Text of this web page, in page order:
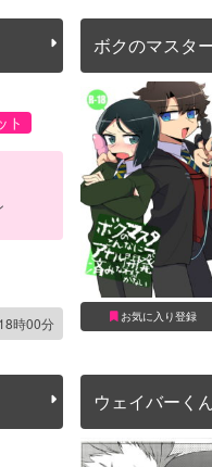
ト
時00分
ボクのマスタ
お気に入り登録
ウェイバーく